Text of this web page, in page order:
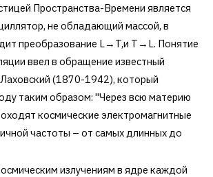
Пространства-Времени является
не обладающий массой, в
преобразование L→T,и T→L. Понятие
ввел в обращение известный
Лаховский (1870-1942), который
таким образом: "Через всю материю
космические электромагнитные
частоты – от самых длинных до
излучениям в ядре каждой